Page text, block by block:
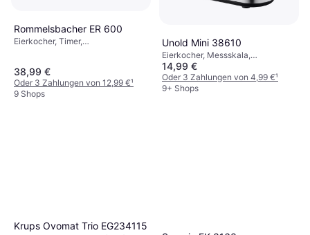
Rommelsbacher ER 600
Eierkocher, Timer,
(max): 6 Stk.
38,99 €
Oder 3 Zahlungen von 12,99 €¹
9 Shops
Unold Mini 38610
Eierkocher, Messskala,
Spülmaschinengeeignet, Anzahl
Eier (max): 3 Stk.
14,99 €
Oder 3 Zahlungen von 4,99 €¹
9+ Shops
Krups Ovomat Trio EG234115